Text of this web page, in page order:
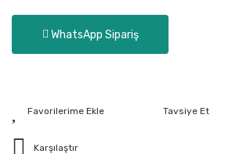
WhatsApp Sipariş
Tavsiye Et
Karşılaştır